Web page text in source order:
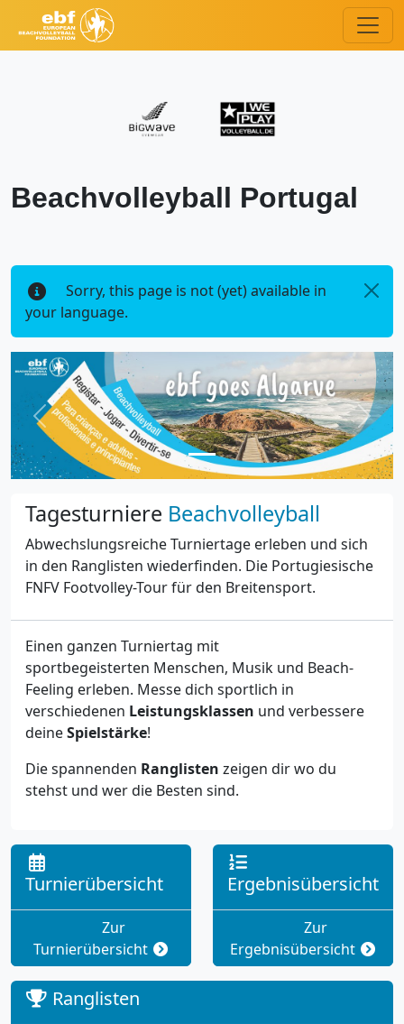
Beachvolleyball Portugal
Sorry, this page is not (yet) available in
your language.
Previous Next
Tagesturniere Beachvolleyball
Abwechslungsreiche Turniertage erleben und sich
in den Ranglisten wiederfinden. Die Portugiesische
FNFV Footvolley-Tour für den Breitensport.
Einen ganzen Turniertag mit
sportbegeisterten Menschen, Musik und Beach-
Feeling erleben. Messe dich sportlich in
verschiedenen Leistungsklassen und verbessere
deineSpielstärke!
Die spannenden Ranglisten zeigen dir wo du
stehst und wer die Besten sind.
Turnierübersicht
Zur
Turnierübersicht
Ergebnisübersicht
Zur
Ergebnisübersicht
Ranglisten